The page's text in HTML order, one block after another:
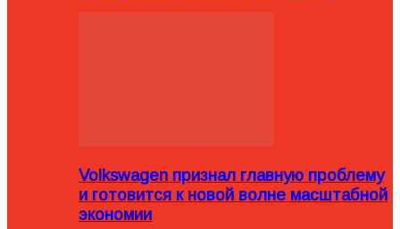
Volkswagen признал главную проблему
и готовится к новой волне масштабной
экономии